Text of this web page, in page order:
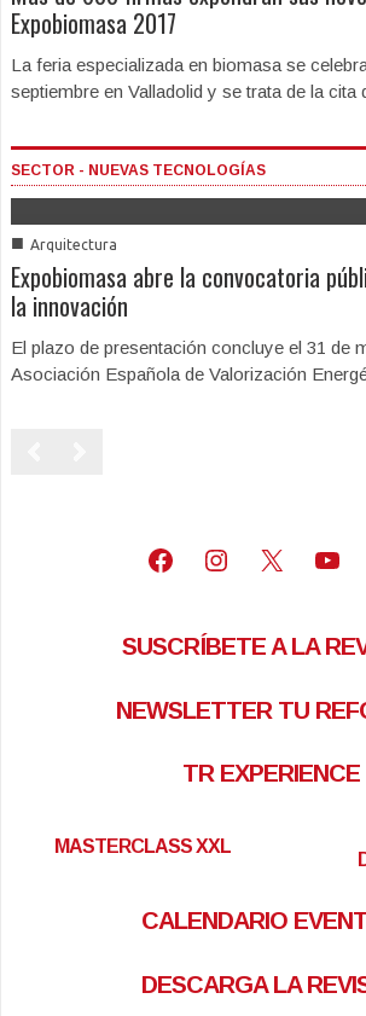
Expobiomasa 2017
La feria especializada en biomasa se
septiembre en Valladolid y se trata de la cita
SECTOR - NUEVAS TECNOLOGÍAS
■ Arquitectura
Expobiomasa abre la convocatoria
la innovación
El plazo de presentación concluye el 31 de
Asociación Española de Valorización
Facebook
Instagram
X
SUSCRÍBETE A LA
NEWSLETTER TU
TR EXPERIENCE
MASTERCLASS XXL
CALENDARIO
DESCARGA LA